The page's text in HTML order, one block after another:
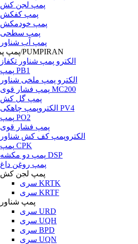
پمپ لجن کش
پمپ کفکش
پمپ خودمکش
پمپ سطحی
پمپ آب شناور
پمپ پمپیران/PUMPIRAN
الکترو پمپ شناور تکفاز
پمپ PB1
الکترو پمپ ملخی شناور
پمپ فشار قوی MC200
پمپ گل کش
الکتروپمپ چاهکی PV4
پمپ PO2
پمپ فشار قوی
الکتروپمپ کف کش شناور
پمپ CPK
پمپ دو مکشه DSP
پمپ روغن داغ
پمپ لجن کش
سری KRTK
سری KRTF
پمپ شناور
سری URD
سری UQH
سری BPD
سری UQN